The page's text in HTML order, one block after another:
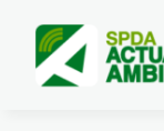
content